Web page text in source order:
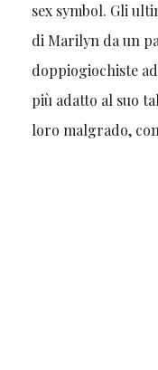
sex symbol. Gli
di Marilyn da un
doppiogiochiste
più adatto al suo
loro malgrado,